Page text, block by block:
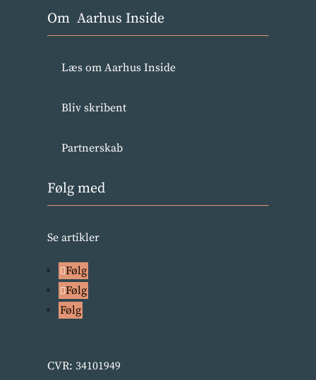
Om Aarhus Inside
Læs om Aarhus Inside
Bliv skribent
Partnerskab
Følg med
Se artikler
Følg
Følg
Følg
CVR: 34101949